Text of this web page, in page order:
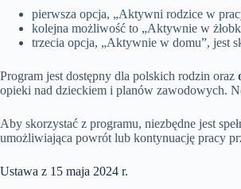
pierwsza opcja, „Aktywni rodzice w
kolejna możliwość to „Aktywnie w
trzecia opcja, „Aktywnie w domu”, jest
Program jest dostępny dla polskich rodzin oraz
opieki nad dzieckiem i planów zawodowych.
Aby skorzystać z programu, niezbędne jest
umożliwiająca powrót lub kontynuację pracy
Ustawa z 15 maja 2024 r.